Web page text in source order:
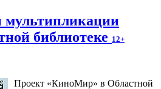
мультипликации
библиотеке 12+
Проект «КиноМир» в Областной